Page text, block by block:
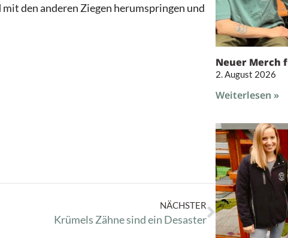
den anderen Ziegen herumspringen und
NÄCHSTER
Krümels Zähne sind ein Desaster
Neuer Merch
2. August 2026
Weiterlesen »